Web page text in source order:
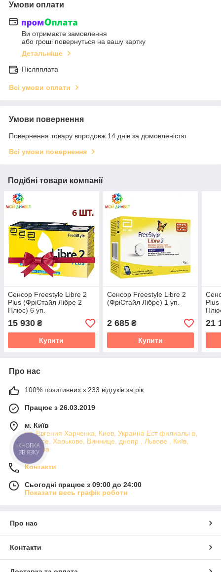
Умови оплати
Ви отримаєте замовлення
або гроші повернуться на вашу картку
Детальніше
Післяплата
Всі умови оплати
Умови повернення
Повернення товару впродовж 14 днів за домовленістю
Всі умови повернення
Подібні товари компанії
Сенсор Freestyle Libre 2
Plus (ФріСтайл Лібре 2
Плюс) 6 уп.
15 930 ₴
Купити
Сенсор Freestyle Libre 2
(ФріСтайл Лібре) 1 уп.
2 685₴
Купити
Plus
21
Про нас
100% позитивних з 233 відгуків за рік
Працює з 26.03.2019
м. Київ
ул. Евгения Харченка, Киев, Украина Ест филиалы в,
Одессе, Харькове, Виннице, днепр , Львове , Київ,
Україна
Контакти
Сьогодні працює з 09:00 до 24:00
Показати весь графік роботи
Про нас
Контакти
КНОПКА
ЗВ'ЯЗКУ